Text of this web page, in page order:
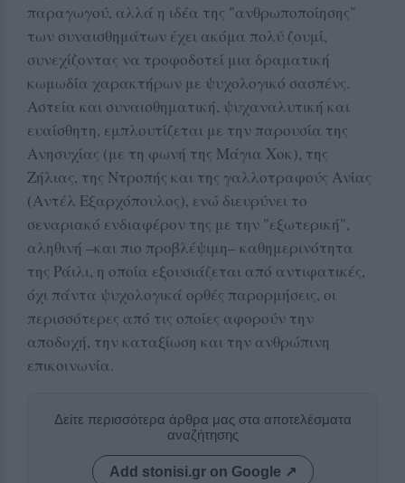
παραγωγού, αλλά η ιδέα της "ανθρωποποίησης"
των συναισθημάτων έχει ακόμα πολύ ζουμί,
συνεχίζοντας να τροφοδοτεί μια δραματική
κωμωδία χαρακτήρων με ψυχολογικό σασπένς.
Αστεία και συναισθηματική, ψυχαναλυτική και
ευαίσθητη, εμπλουτίζεται με την παρουσία της
Ανησυχίας (με τη φωνή της Μάγια Χοκ), της
Ζήλιας, της Ντροπής και της γαλλοτραφούς Ανίας
(Αντέλ Εξαρχόπουλος), ενώ διευρύνει το
σεναριακό ενδιαφέρον της με την "εξωτερική",
αληθινή –και πιο προβλέψιμη– καθημερινότητα
της Ράιλι, η οποία εξουσιάζεται από αντιφατικές,
όχι πάντα ψυχολογικά ορθές παρορμήσεις, οι
περισσότερες από τις οποίες αφορούν την
αποδοχή, την καταξίωση και την ανθρώπινη
επικοινωνία.
Δείτε περισσότερα άρθρα μας στα αποτελέσματα
αναζήτησης
Add stonisi.gr on Google ↗